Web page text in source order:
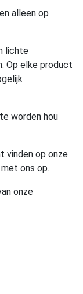
alleen op
lichte
Op elke product
worden hou
vinden op onze
ons op.
onze